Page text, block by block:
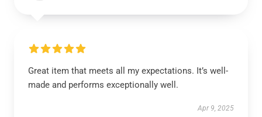
Great item that meets all my expectations. It’s well-
made and performs exceptionally well.
Apr 9, 2025